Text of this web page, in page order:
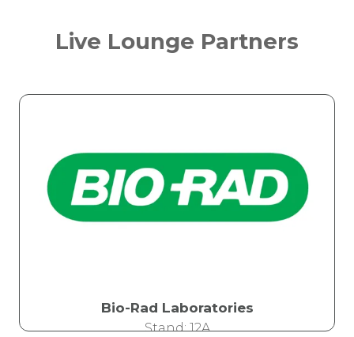
Live Lounge Partners
Bio-Rad Laboratories
Stand: 12A